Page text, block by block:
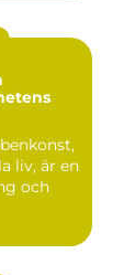
liv, är en
och